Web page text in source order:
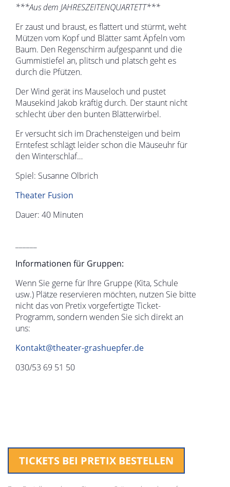
***Aus dem JAHRESZEITENQUARTETT***
Er zaust und braust, es flattert und stürmt, weht
Mützen vom Kopf und Blätter samt Äpfeln vom
Baum. Den Regenschirm aufgespannt und die
Gummistiefel an, plitsch und platsch geht es
durch die Pfützen.
Der Wind gerät ins Mauseloch und pustet
Mausekind Jakob kräftig durch. Der staunt nicht
schlecht über den bunten Blätterwirbel.
Er versucht sich im Drachensteigen und beim
Erntefest schlägt leider schon die Mäuseuhr für
den Winterschlaf…
Spiel: Susanne Olbrich
Theater Fusion
Dauer: 40 Minuten
Informationen für Gruppen:
Wenn Sie gerne für Ihre Gruppe (Kita, Schule
usw.) Plätze reservieren möchten, nutzen Sie bitte
nicht das von Pretix vorgefertigte Ticket-
Programm, sondern wenden Sie sich direkt an
uns:
Kontakt@theater-grashuepfer.de
030/53 69 51 50
TICKETS BEI PRETIX BESTELLEN